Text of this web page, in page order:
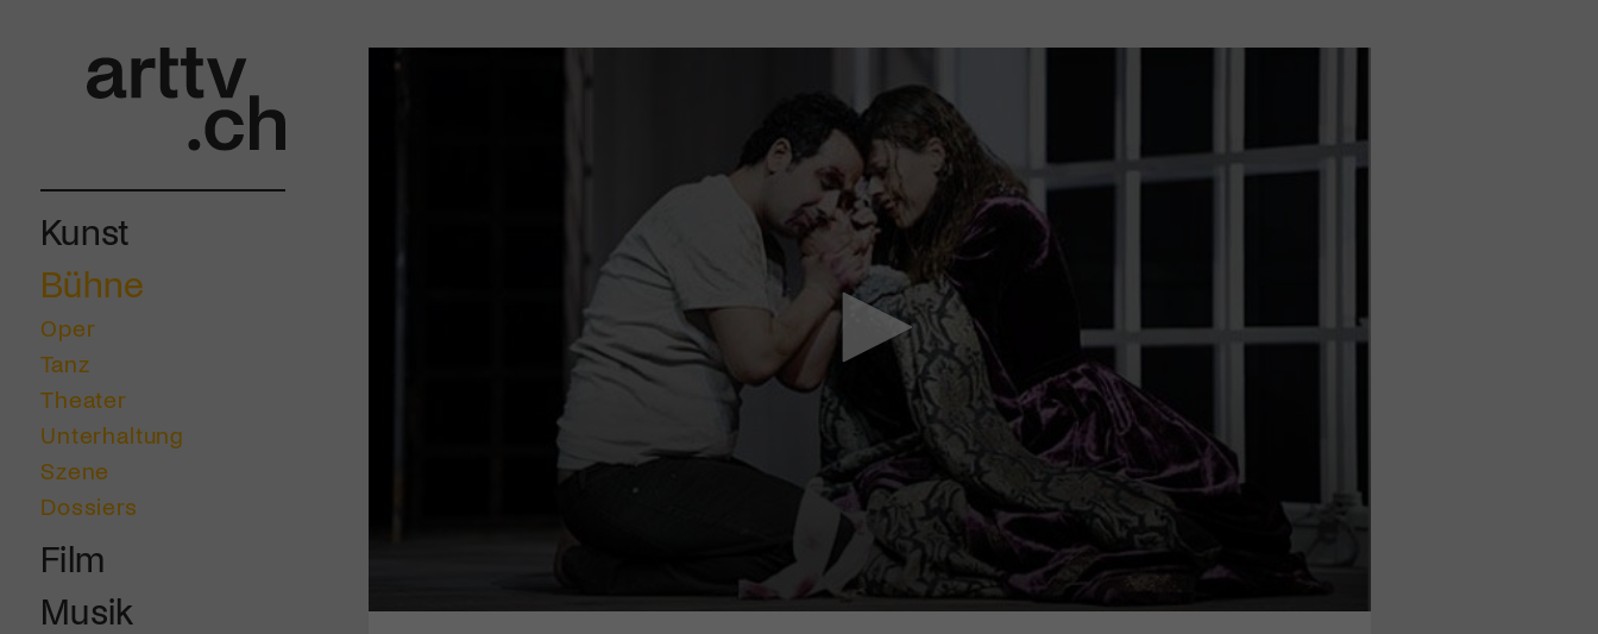
Kunst
Bühne
Oper
Tanz
Theater
Unterhaltung
Szene
Dossiers
Film
Musik
Mach mit: «Be Part of the Art»!
Engagiere dich als Kulturliebhaber:in, Kulturschaffende(r) oder
Kulturinstitution und unterstütze unsere Arbeit.
Mit deiner Mitgliedschaft erhältst du kostenlosen Zugang zu
diversen Kulturevents.